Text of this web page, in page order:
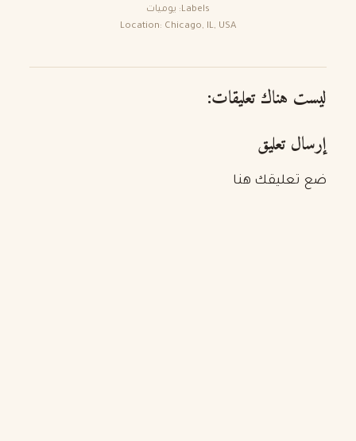
Labels:
يوميات
Location: Chicago, IL, USA
ليست هناك تعليقات:
إرسال تعليق
ضع تعليقك هنا